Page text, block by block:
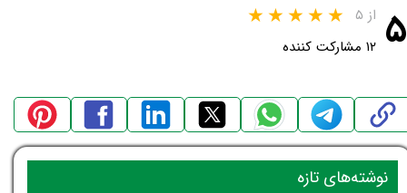
۵ از ۵
۱۲ مشارکت کننده
نوشته‌های تازه